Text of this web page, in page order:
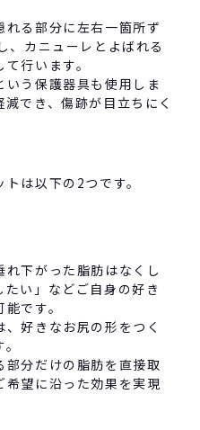
れる部分に左右一箇所ず
、カニューレとよばれる
行います。
う保護器具も使用しま
でき、傷跡が目立ちにく
は以下の2つです。
下がった脂肪はなくし
い」などご自身の好き
です。
好きなお尻の形をつく
部分だけの脂肪を直接取
希望に沿った効果を実現